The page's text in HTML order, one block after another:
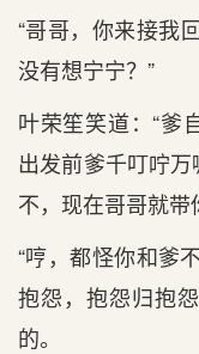
“哥哥，你来接我
没有想宁宁？”
叶荣笙笑道：“爹
出发前爹千叮咛
不，现在哥哥就带
“哼，都怪你和爹
抱怨，抱怨归抱
的。